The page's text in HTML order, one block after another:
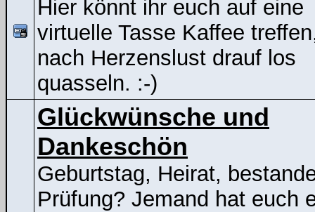
Hier könnt ihr euch auf eine
virtuelle Tasse Kaffee
nach Herzenslust drauf los
quasseln. :-)
Glückwünsche und
Dankeschön
Geburtstag, Heirat,
Prüfung? Jemand hat euch